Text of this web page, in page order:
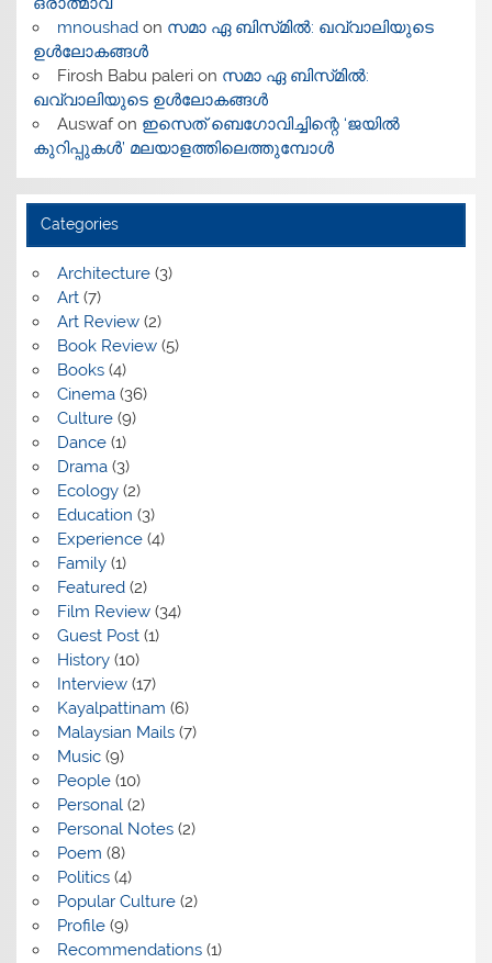
mnoushadon സമാ ഏ ബിസ്‌മിൽ: ഖവ്വാലിയുടെ
ഉൾലോകങ്ങൾ
Firosh Babu palerion സമാ ഏ ബിസ്‌മിൽ:
ഖവ്വാലിയുടെ ഉൾലോകങ്ങൾ
Auswafon ഇസെത് ബെഗോവിച്ചിന്റെ ‘ജയിൽ
കുറിപ്പുകൾ’ മലയാളത്തിലെത്തുമ്പോൾ
Categories
Architecture(3)
Art(7)
Art Review(2)
Book Review(5)
Books(4)
Cinema(36)
Culture(9)
Dance(1)
Drama(3)
Ecology(2)
Education (3)
Experience(4)
Family(1)
Featured(2)
Film Review(34)
Guest Post(1)
History(10)
Interview(17)
Kayalpattinam (6)
Malaysian Mails(7)
Music(9)
People(10)
Personal(2)
Personal Notes(2)
Poem (8)
Politics(4)
Popular Culture(2)
Profile(9)
Recommendations(1)